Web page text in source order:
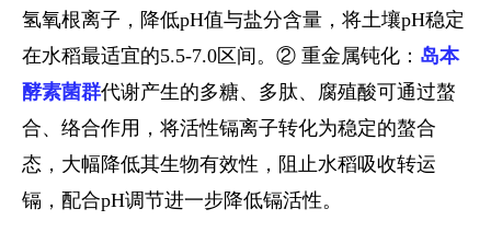
氢氧根离子，降低pH值与盐分含量，将土壤pH稳定
在水稻最适宜的5.5-7.0区间。② 重金属钝化： 岛本
酵素菌群代谢产生的多糖、多肽、腐殖酸可通过螯
合、络合作用，将活性镉离子转化为稳定的螯合
态，大幅降低其生物有效性，阻止水稻吸收转运
镉，配合pH调节进一步降低镉活性。